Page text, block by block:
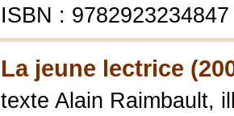
ISBN : 9782923234847
La jeune lectrice
texte Alain Raimbault,